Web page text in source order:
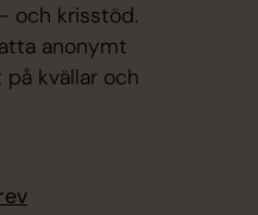
och krisstöd.
anonymt
kvällar och